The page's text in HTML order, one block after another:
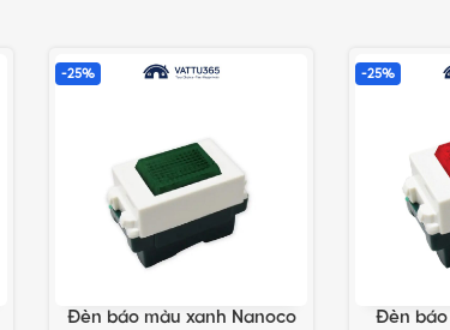
-25%
LỰA CHỌN TÙY CHỌN
Đèn báo màu xanh Nanoco
-25%
LỰA CHỌN
Đèn báo